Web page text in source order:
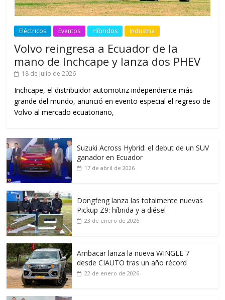
Eléctricos Eventos Híbridos Industria
Volvo reingresa a Ecuador de la
mano de Inchcape y lanza dos PHEV
18 de julio de 2026
Inchcape, el distribuidor automotriz independiente más
grande del mundo, anunció en evento especial el regreso de
Volvo al mercado ecuatoriano,
Suzuki Across Hybrid: el debut de un SUV
ganador en Ecuador
17 de abril de 2026
Dongfeng lanza las totalmente nuevas
Pickup Z9: híbrida y a diésel
23 de enero de 2026
Ambacar lanza la nueva WINGLE 7
desde CIAUTO tras un año récord
22 de enero de 2026